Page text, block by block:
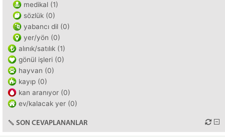
medikal (1)
sözlük (0)
yabancı dil (0)
yer/yön (0)
alınık/satılık (1)
gönül işleri (0)
hayvan (0)
kayıp (0)
kan aranıyor (0)
ev/kalacak yer (0)
SON CEVAPLANANLAR